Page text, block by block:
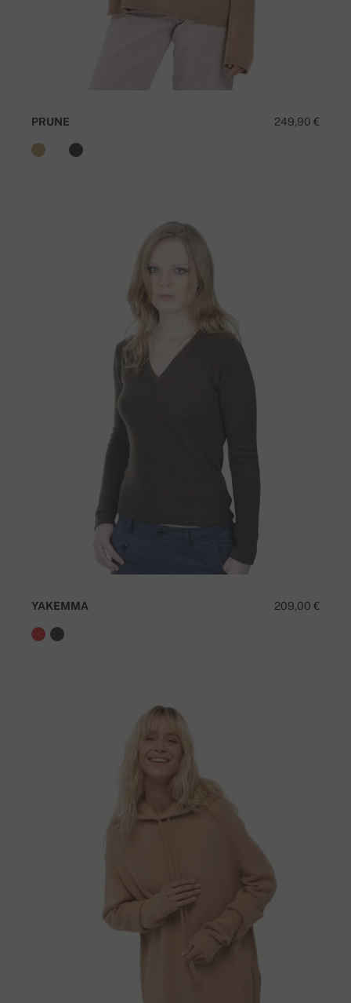
249,90 €
PRUNE
209,00 €
YAKEMMA